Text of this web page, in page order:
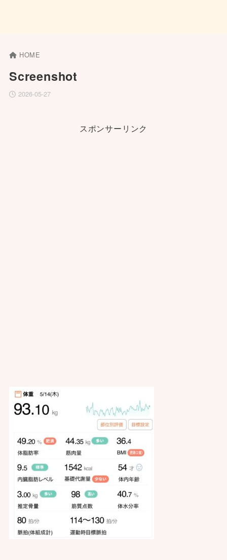
HOME
Screenshot
2026-05-27
スポンサーリンク